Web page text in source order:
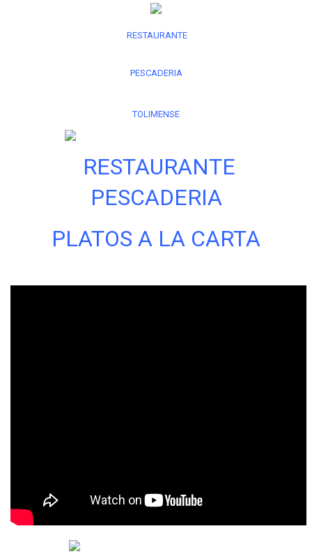
RESTAURANTE
PESCADERIA
TOLIMENSE
RESTAURANTE
PESCADERIA
PLATOS A LA CARTA